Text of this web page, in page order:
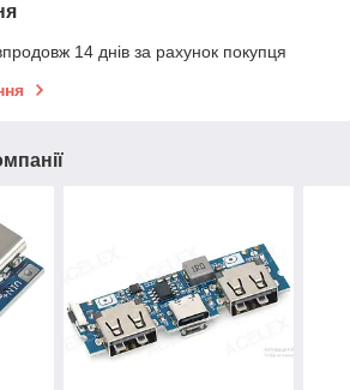
14 днів за рахунок покупця